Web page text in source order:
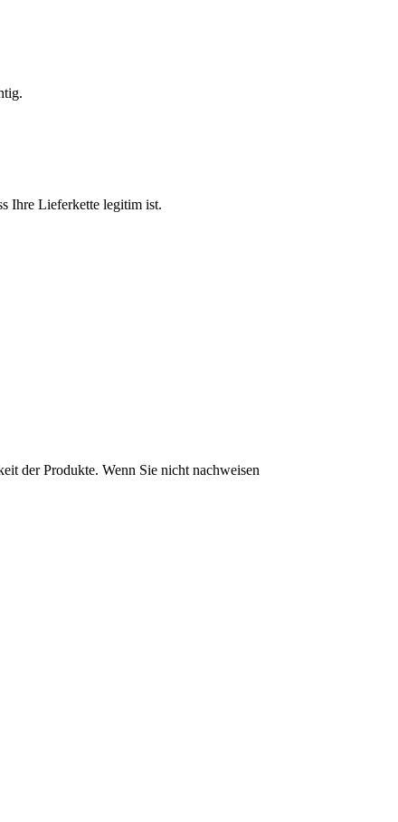
Ihre Lieferkette legitim ist.
der Produkte. Wenn Sie nicht nachweisen